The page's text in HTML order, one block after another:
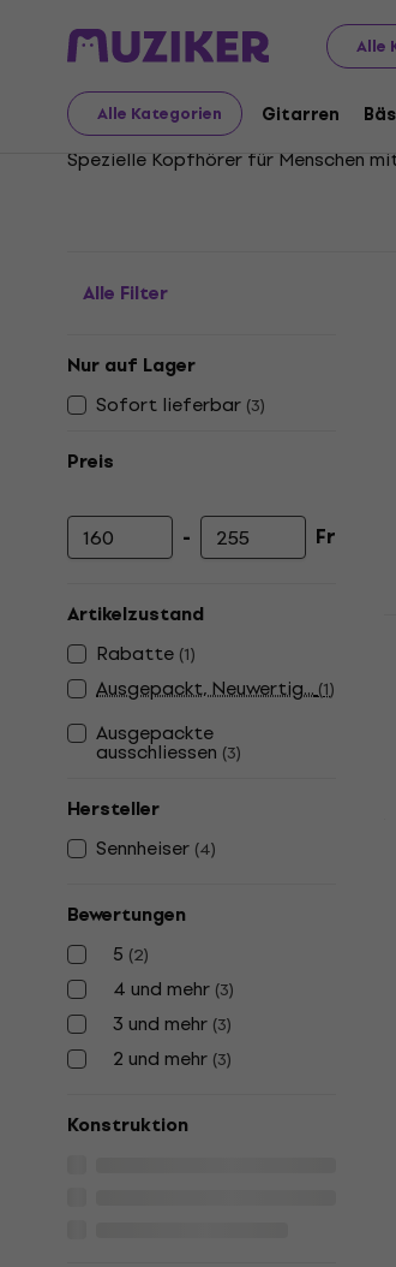
Alle
Alle Kategorien Gitarren
Audio Video Tech Kopfhörer
Kopfhörer für
Spezielle Kopfhörer für Menschen
Alle Filter
Nur auf Lager
Sofort lieferbar (3)
Preis
Mindestpreis
- HöchstpreisFr
Artikelzustand
Rabatte (1)
Ausgepackt, Neuwertig...(1)
Ausgepackte
ausschliessen (3)
Hersteller
Sennheiser (4)
Bewertungen
5 (2)
4 und mehr (3)
3 und mehr (3)
2 und mehr (3)
Konstruktion